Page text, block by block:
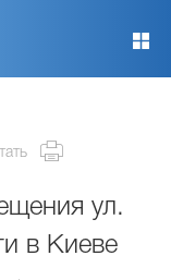
ул.
в Киеве